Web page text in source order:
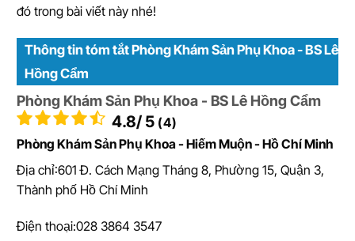
đó trong bài viết này nhé!
Thông tin tóm tắt Phòng Khám Sản Phụ Khoa - BS Lê
Hồng Cẩm
Phòng Khám Sản Phụ Khoa - BS Lê Hồng Cẩm
4.8/ 5 (4)
Phòng Khám Sản Phụ Khoa - Hiếm Muộn - Hồ Chí Minh
Địa chỉ:601 Đ. Cách Mạng Tháng 8, Phường 15, Quận 3,
Thành phố Hồ Chí Minh
Điện thoại:028 3864 3547